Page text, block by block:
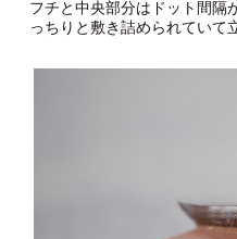
フチと中央部分はドット間隔
っちりと敷き詰められていて